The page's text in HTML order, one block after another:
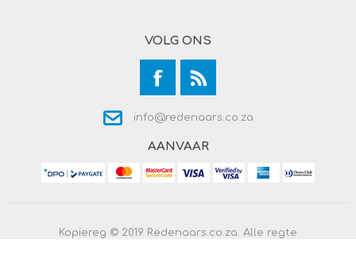
VOLG ONS
info@redenaars.co.za
AANVAAR
Kopiereg © 2019 Redenaars.co.za. Alle regte